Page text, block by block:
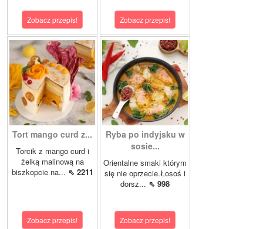
Zobacz przepis! Zobacz przepis!
Tort mango curd z...
Torcik z mango curd i
żelką malinową na
biszkopcie na... ⇖ 2211
Zobacz przepis!
Ryba po indyjsku w
sosie...
Orientalne smaki którym
się nie oprzecie.Łosoś i
dorsz... ⇖ 998
Zobacz przepis!